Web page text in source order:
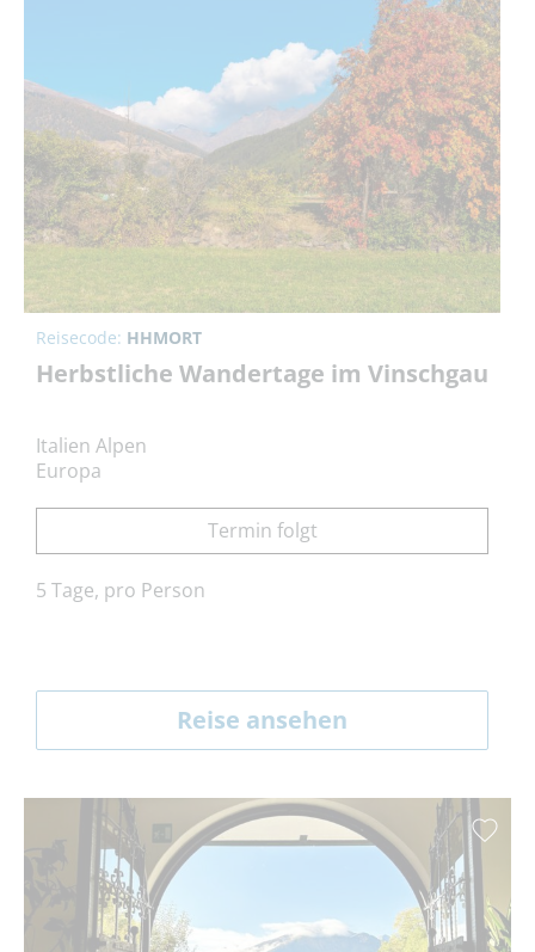
Reisecode: HHMORT
Herbstliche Wandertage im Vinschgau
Italien Alpen
Europa
Termin folgt
5 Tage, pro Person
Reise ansehen